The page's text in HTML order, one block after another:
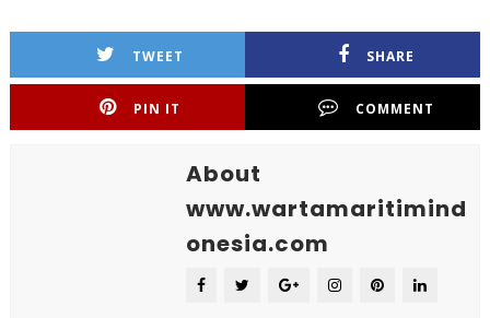
TWEET SHARE
PIN IT COMMENT
About
www.wartamaritimind
onesia.com